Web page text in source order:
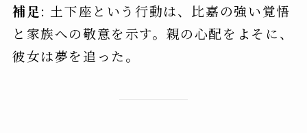
補足: 土下座という行動は、比嘉の強い覚悟
と家族への敬意を示す。親の心配をよそに、
彼女は夢を追った。